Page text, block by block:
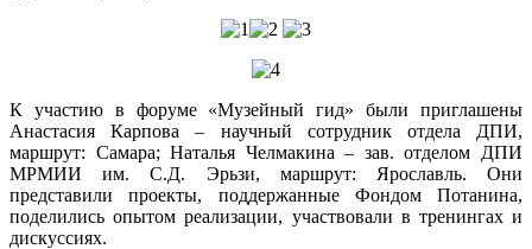
К участию в форуме «Музейный гид» были приглашены
Анастасия Карпова – научный сотрудник отдела ДПИ,
маршрут: Самара; Наталья Челмакина – зав. отделом ДПИ
МРМИИ им. С.Д. Эрьзи, маршрут: Ярославль. Они
представили проекты, поддержанные Фондом Потанина,
поделились опытом реализации, участвовали в тренингах и
дискуссиях.